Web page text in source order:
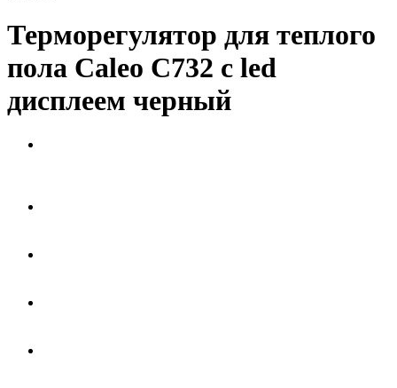
Терморегулятор для теплого
пола Caleo C732 с led
дисплеем черный